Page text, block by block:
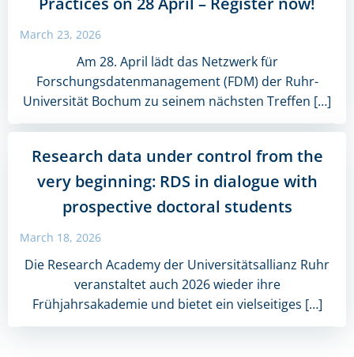
March 23, 2026
Am 28. April lädt das Netzwerk für
Forschungsdatenmanagement (FDM) der Ruhr-
Universität Bochum zu seinem nächsten Treffen […]
Research data under control from the
very beginning: RDS in dialogue with
prospective doctoral students
March 18, 2026
Die Research Academy der Universitätsallianz Ruhr
veranstaltet auch 2026 wieder ihre
Frühjahrsakademie und bietet ein vielseitiges […]